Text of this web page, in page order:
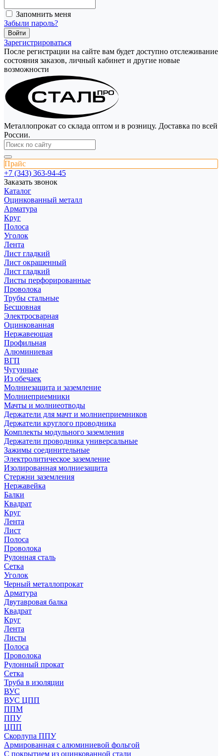
Запомнить меня
Забыли пароль?
Зарегистрироваться
После регистрации на сайте вам будет доступно отслеживание
состояния заказов, личный кабинет и другие новые
возможности
Металлопрокат со склада оптом и в розницу. Доставка по всей
России.
Прайс
+7 (343) 363-94-45
Заказать звонок
Каталог
Оцинкованный металл
Арматура
Круг
Полоса
Уголок
Лента
Лист гладкий
Лист окрашенный
Лист гладкий
Листы перфорированные
Проволока
Трубы стальные
Бесшовная
Электросварная
Оцинкованная
Нержавеющая
Профильная
Алюминиевая
ВГП
Чугунные
Из обечаек
Молниезащита и заземление
Молниеприемники
Мачты и молниеотводы
Держатели для мачт и молниеприемников
Держатели круглого проводника
Комплекты модульного заземления
Держатели проводника универсальные
Зажимы соединительные
Электролитическое заземление
Изолированная молниезащита
Стержни заземления
Нержавейка
Балки
Квадрат
Круг
Лента
Лист
Полоса
Проволока
Рулонная сталь
Сетка
Уголок
Черный металлопрокат
Арматура
Двутавровая балка
Квадрат
Круг
Лента
Листы
Полоса
Проволока
Рулонный прокат
Сетка
Труба в изоляции
ВУС
ВУС ЦПП
ППМ
ППУ
ЦПП
Скорлупа ППУ
Армированная с алюминиевой фольгой
С покрытием из оцинкованной стали